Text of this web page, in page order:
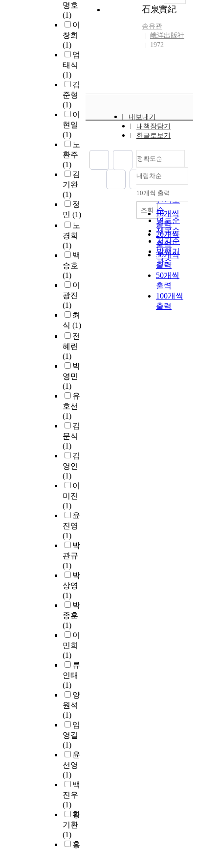
명호
(1)
이
창희
(1)
엄
태식
(1)
김
준형
(1)
이
현일
(1)
노
환주
(1)
김
기완
(1)
정
민 (1)
노
경희
(1)
백
승호
(1)
이
광진
(1)
최
식 (1)
전
혜린
(1)
박
영민
(1)
유
호선
(1)
김
문식
(1)
김
영인
(1)
이
미진
(1)
윤
진영
(1)
박
관규
(1)
박
상영
(1)
박
종훈
(1)
이
민희
(1)
류
인태
(1)
양
원석
(1)
임
영길
(1)
윤
선영
(1)
백
진우
(1)
황
기환
(1)
홍
石泉實紀
송유관
峨洋出版社
1972
내보내기
내책장담기
한글로보기
정확도순
정확도
순
인기도
순
연도순
제목순
저자순
발행기
관순
내림차순
내림차순
10개씩 출력
10개씩
출력
20개씩
출력
30개씩
출력
50개씩
출력
100개씩
출력
조회